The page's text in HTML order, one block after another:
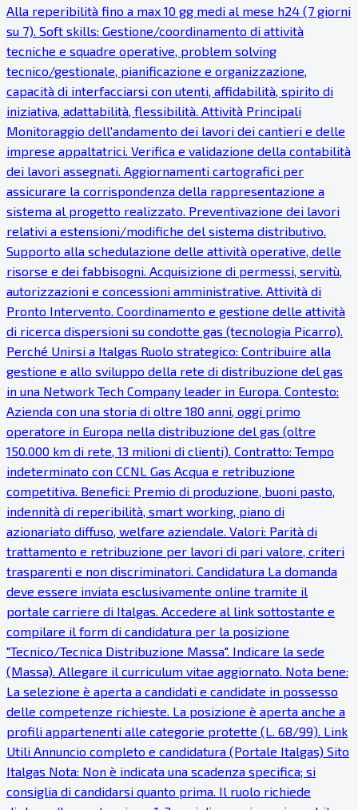
Alla reperibilità fino a max 10 gg medi al mese h24 (7 giorni
su 7). Soft skills: Gestione/coordinamento di attività
tecniche e squadre operative, problem solving
tecnico/gestionale, pianificazione e organizzazione,
capacità di interfacciarsi con utenti, affidabilità, spirito di
iniziativa, adattabilità, flessibilità. Attività Principali
Monitoraggio dell'andamento dei lavori dei cantieri e delle
imprese appaltatrici. Verifica e validazione della contabilità
dei lavori assegnati. Aggiornamenti cartografici per
assicurare la corrispondenza della rappresentazione a
sistema al progetto realizzato. Preventivazione dei lavori
relativi a estensioni/modifiche del sistema distributivo.
Supporto alla schedulazione delle attività operative, delle
risorse e dei fabbisogni. Acquisizione di permessi, servitù,
autorizzazioni e concessioni amministrative. Attività di
Pronto Intervento. Coordinamento e gestione delle attività
di ricerca dispersioni su condotte gas (tecnologia Picarro).
Perché Unirsi a Italgas Ruolo strategico: Contribuire alla
gestione e allo sviluppo della rete di distribuzione del gas
in una Network Tech Company leader in Europa. Contesto:
Azienda con una storia di oltre 180 anni, oggi primo
operatore in Europa nella distribuzione del gas (oltre
150.000 km di rete, 13 milioni di clienti). Contratto: Tempo
indeterminato con CCNL Gas Acqua e retribuzione
competitiva. Benefici: Premio di produzione, buoni pasto,
indennità di reperibilità, smart working, piano di
azionariato diffuso, welfare aziendale. Valori: Parità di
trattamento e retribuzione per lavori di pari valore, criteri
trasparenti e non discriminatori. Candidatura La domanda
deve essere inviata esclusivamente online tramite il
portale carriere di Italgas. Accedere al link sottostante e
compilare il form di candidatura per la posizione
"Tecnico/Tecnica Distribuzione Massa". Indicare la sede
(Massa). Allegare il curriculum vitae aggiornato. Nota bene:
La selezione è aperta a candidati e candidate in possesso
delle competenze richieste. La posizione è aperta anche a
profili appartenenti alle categorie protette (L. 68/99). Link
Utili Annuncio completo e candidatura (Portale Italgas) Sito
Italgas Nota: Non è indicata una scadenza specifica; si
consiglia di candidarsi quanto prima. Il ruolo richiede